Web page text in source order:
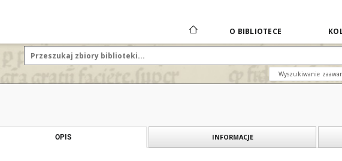
O BIBLIOTECE
Wyszukiwanie
OPIS INFORMACJE